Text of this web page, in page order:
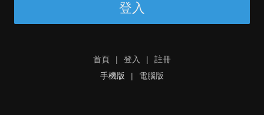
登入
首頁 | 登入 |
註冊
手機版
| 電腦版